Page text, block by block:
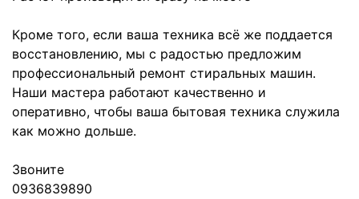
Кроме того, если ваша техника всё же поддается
восстановлению, мы с радостью предложим
профессиональный ремонт стиральных машин.
Наши мастера работают качественно и
оперативно, чтобы ваша бытовая техника служила
как можно дольше.
Звоните
0936839890